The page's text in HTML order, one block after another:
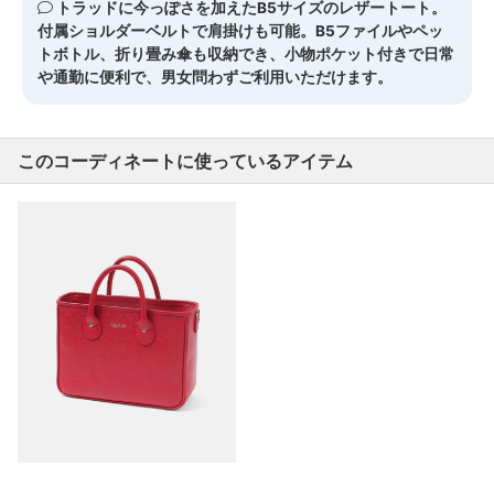
トラッドに今っぽさを加えたB5サイズのレザートート。
付属ショルダーベルトで肩掛けも可能。B5ファイルやペッ
トボトル、折り畳み傘も収納でき、小物ポケット付きで日常
や通勤に便利で、男女問わずご利用いただけます。
このコーディネートに使っているアイテム